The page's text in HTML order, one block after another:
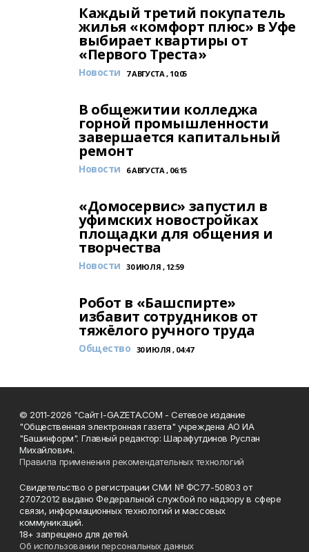
Каждый третий покупатель
жилья «комфорт плюс» в Уфе
выбирает квартиры от
«Первого Треста»
Новости 7 АВГУСТА , 10:05
В общежитии колледжа
горной промышленности
завершается капитальный
ремонт
Новости 6 АВГУСТА , 06:15
«Домосервис» запустил в
уфимских новостройках
площадки для общения и
творчества
Новости 30 ИЮЛЯ , 12:59
Робот в «Башспирте»
избавит сотрудников от
тяжёлого ручного труда
Общество 30 ИЮЛЯ , 04:47
© 2011-2026 "Сайт I-GAZETA.COM - Сетевое издание
"Общественная электронная газета" учреждена АО ИА
"Башинформ". Главный редактор: Шарафутдинов Руслан
Михайлович.
Правила применения рекомендательных технологий
Свидетельство о регистрации СМИ № ФС77-50803 от
27.07.2012 выдано Федеральной службой по надзору в сфере
связи, информационных технологий и массовых
коммуникаций.
18+ запрещено для детей.
Об использовании персональных данных